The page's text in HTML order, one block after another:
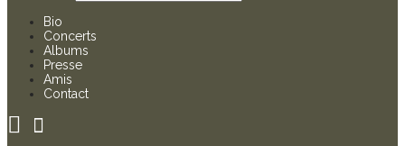
Bio
Concerts
Albums
Presse
Amis
Contact